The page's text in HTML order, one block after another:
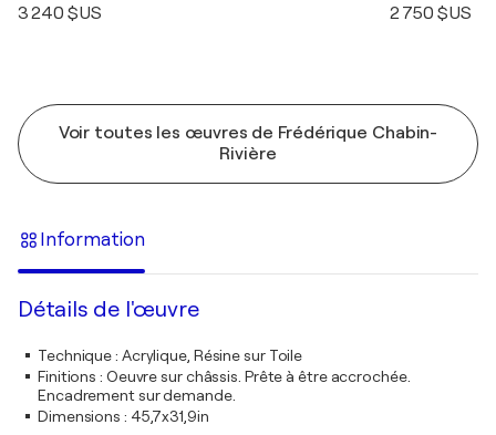
3 240 $US 2 750 $US
Voir toutes les œuvres de Frédérique Chabin-
Rivière
Information
Détails de l'œuvre
Technique: Acrylique, Résine sur Toile
Finitions : Oeuvre sur châssis. Prête à être accrochée.
Encadrement sur demande.
Dimensions : 45,7x31,9in